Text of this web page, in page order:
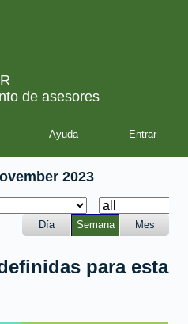
de asesores
Ayuda
2023
Día Semana Mes
para esta